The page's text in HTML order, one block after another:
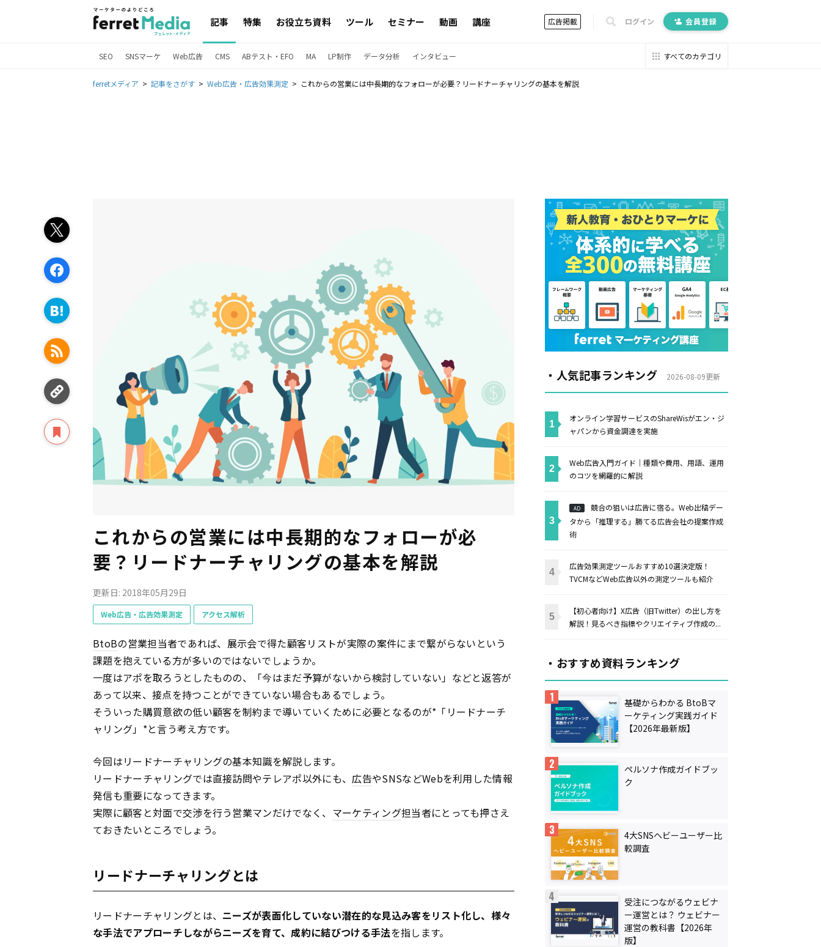
記事 特集 お役立ち資料 ツール セミナー 動画 講座 広告掲載 ログイン 会員登録
SEO SNSマーケ Web広告 CMS ABテスト・EFO MA LP制作 データ分析 インタビュー すべてのカテゴリ
ferretメディア 記事をさがす Web広告・広告効果測定 これからの営業には中長期的なフォローが必要？リードナーチャリングの基本を解説
これからの営業には中長期的なフォローが必
要？リードナーチャリングの基本を解説
更新日: 2018年05月29日
Web広告・広告効果測定 アクセス解析
BtoBの営業担当者であれば、展示会で得た顧客リストが実際の案件にまで繋がらないという
課題を抱えている方が多いのではないでしょうか。
一度はアポを取ろうとしたものの、「今はまだ予算がないから検討していない」などと返答が
あって以来、接点を持つことができていない場合もあるでしょう。
そういった購買意欲の低い顧客を制約まで導いていくために必要となるのが*「リードナーチ
ャリング」*と言う考え方です。
今回はリードナーチャリングの基本知識を解説します。
リードナーチャリングでは直接訪問やテレアポ以外にも、広告やSNSなどWebを利用した情報
発信も重要になってきます。
実際に顧客と対面で交渉を行う営業マンだけでなく、 マーケティング担当者にとっても押さえ
ておきたいところでしょう。
リードナーチャリングとは
リードナーチャリングとは、 ニーズが表面化していない潜在的な見込み客をリスト化し、様々
な手法でアプローチしながらニーズを育て、成約に結びつける手法を指します。
・人気記事ランキング 2026-08-09更新
オンライン学習サービスのShareWisがエン・ジ
ャパンから資金調達を実施
Web広告入門ガイド｜種類や費用、用語、運用
のコツを網羅的に解説
AD
競合の狙いは広告に宿る。Web出稿デー
タから「推理する」勝てる広告会社の提案作成
術
広告効果測定ツールおすすめ10選決定版！
TVCMなどWeb広告以外の測定ツールも紹介
【初心者向け】X広告（旧Twitter）の出し方を
解説！見るべき指標やクリエイティブ作成の...
・おすすめ資料ランキング
基礎からわかる BtoBマ
ーケティング実践ガイド
【2026年最新版】
ペルソナ作成ガイドブッ
ク
4大SNSヘビーユーザー比
較調査
受注につながるウェビナ
ー運営とは？ ウェビナー
運営の教科書【2026年
版】